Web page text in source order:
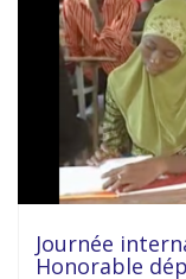
Journée
Honorable